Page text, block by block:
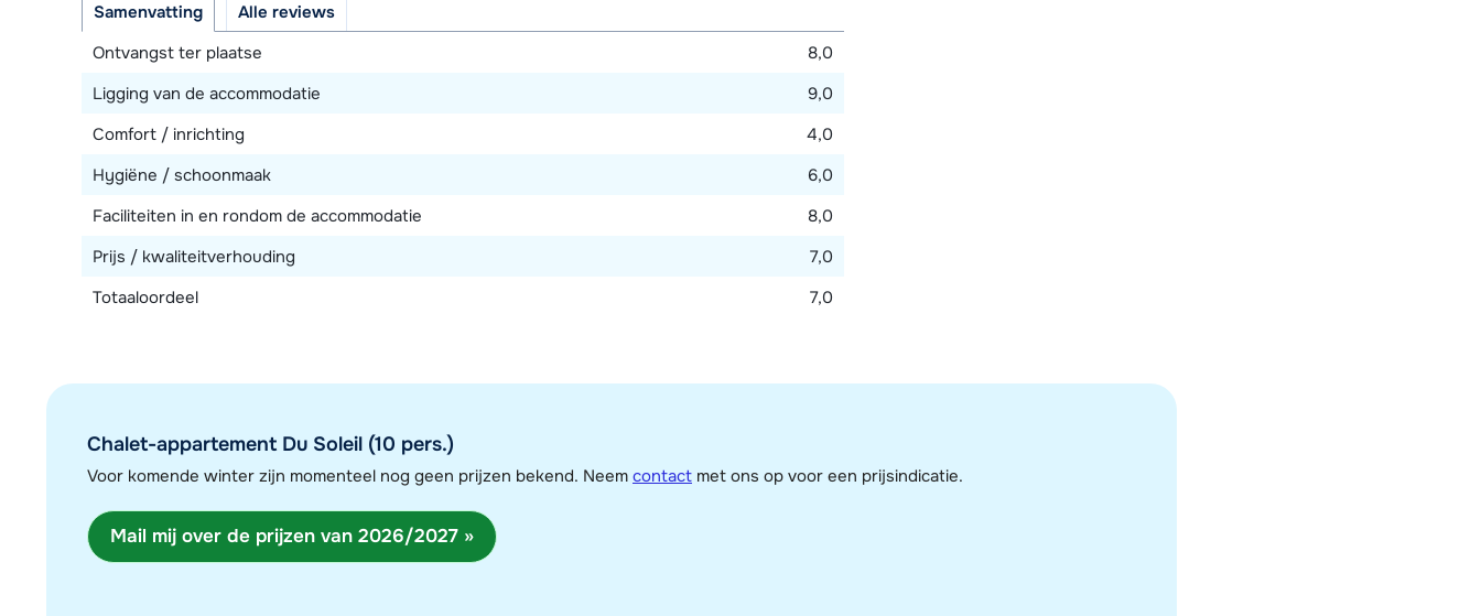
Samenvatting
Alle reviews
Ontvangst ter plaatse
8,0
Ligging van de accommodatie
9,0
Comfort / inrichting
4,0
Hygiëne / schoonmaak
6,0
Faciliteiten in en rondom de accommodatie
8,0
Prijs / kwaliteitverhouding
7,0
Totaaloordeel
7,0
Chalet-appartement Du Soleil (10 pers.)
Voor komende winter zijn momenteel nog geen prijzen bekend. Neem contact met ons op voor een prijsindicatie.
Mail mij over de prijzen van 2026/2027 »